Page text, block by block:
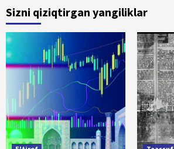
Sizni qiziqtirgan yangiliklar